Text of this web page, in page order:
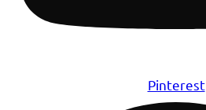
Pinterest